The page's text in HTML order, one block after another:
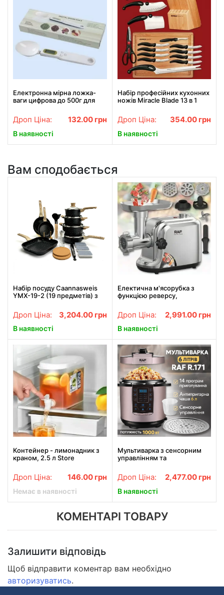
Електронна мірна ложка-
ваги цифрова до 500г для
Дроп Ціна: 132.00 грн
В наявності
Набір професійних кухонних
ножів Miracle Blade 13 в 1
Дроп Ціна: 354.00 грн
В наявності
Вам сподобається
Набір посуду Caannasweis
YMX-19-2 (19 предметів) з
(YMX-19-2)
Дроп Ціна: 3,204.00 грн
В наявності
Електична м'ясорубка з
функцією реверсу,
металевим лотком RAF
R.3398 1200W
Дроп Ціна: 2,991.00 грн
В наявності
Контейнер - лимонадник з
краном, 2.5 л Store
Дроп Ціна: 146.00 грн
Немає в наявності
Мультиварка з сенсорним
управлінням та
літрів RAF R.171 1000W
Дроп Ціна: 2,477.00 грн
В наявності
КОМЕНТАРІ ТОВАРУ
Залишити відповідь
Щоб відправити коментар вам необхідно
авторизуватись.